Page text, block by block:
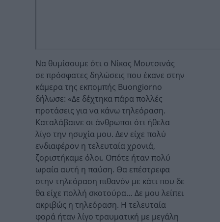
Να θυμίσουμε ότι ο Νίκος Μουτσινάς
σε πρόσφατες δηλώσεις που έκανε στην
κάμερα της εκπομπής Buongiorno
δήλωσε: «Δε δέχτηκα πάρα πολλές
προτάσεις για να κάνω τηλεόραση.
Καταλάβαινε οι άνθρωποι ότι ήθελα
λίγο την ησυχία μου. Δεν είχε πολύ
ενδιαφέρον η τελευταία χρονιά,
ζοριστήκαμε όλοι. Οπότε ήταν πολύ
ωραία αυτή η παύση. Θα επέστρεφα
στην τηλεόραση πιθανόν με κάτι που δε
θα είχε πολλή σκοτούρα… Δε μου λείπει
ακριβώς η τηλεόραση. Η τελευταία
φορά ήταν λίγο τραυματική με μεγάλη